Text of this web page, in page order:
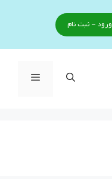
ورود - ثبت نام